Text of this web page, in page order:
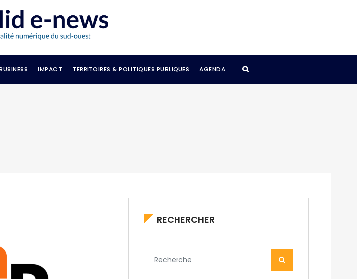
IMPACT TERRITOIRES & POLITIQUES PUBLIQUES AGENDA
RECHERCHER